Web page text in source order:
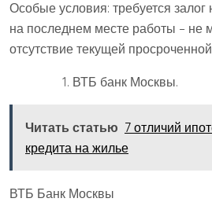
Особые условия: требуется
на последнем месте работы – не
отсутствие текущей
ВТБ банк Москвы.
Читать статью 7 отличий
кредита на жилье
ВТБ Банк Москвы